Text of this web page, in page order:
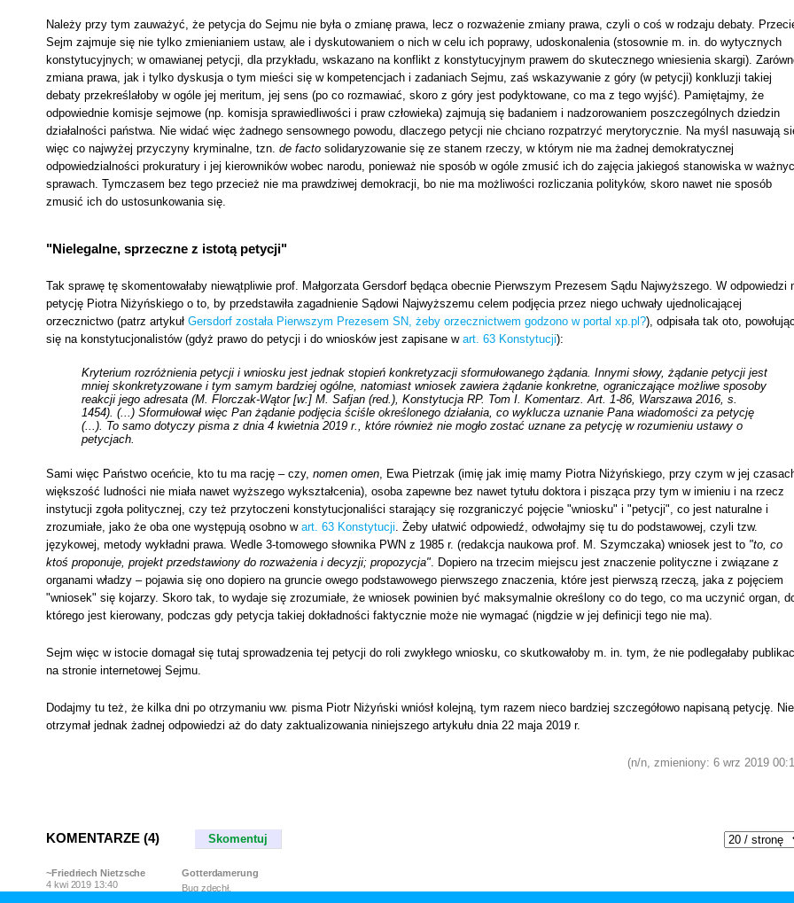
Należy przy tym zauważyć, że petycja do Sejmu nie była o zmianę prawa, lecz o rozważenie zmiany prawa, czyli o coś w rodzaju debaty.
Sejm zajmuje się nie tylko zmienianiem ustaw, ale i dyskutowaniem o nich w celu ich poprawy, udoskonalenia (stosownie m. in. do wytycznych
konstytucyjnych; w omawianej petycji, dla przykładu, wskazano na konflikt z konstytucyjnym prawem do skutecznego wniesienia skargi).
zmiana prawa, jak i tylko dyskusja o tym mieści się w kompetencjach i zadaniach Sejmu, zaś wskazywanie z góry (w petycji) konkluzji takiej
debaty przekreślałoby w ogóle jej meritum, jej sens (po co rozmawiać, skoro z góry jest podyktowane, co ma z tego wyjść). Pamiętajmy, że
odpowiednie komisje sejmowe (np. komisja sprawiedliwości i praw człowieka) zajmują się badaniem i nadzorowaniem poszczególnych dziedzin
działalności państwa. Nie widać więc żadnego sensownego powodu, dlaczego petycji nie chciano rozpatrzyć merytorycznie. Na myśl nasuwają
więc co najwyżej przyczyny kryminalne, tzn. de facto solidaryzowanie się ze stanem rzeczy, w którym nie ma żadnej demokratycznej
odpowiedzialności prokuratury i jej kierowników wobec narodu, ponieważ nie sposób w ogóle zmusić ich do zajęcia jakiegoś stanowiska w
sprawach. Tymczasem bez tego przecież nie ma prawdziwej demokracji, bo nie ma możliwości rozliczania polityków, skoro nawet nie sposób
zmusić ich do ustosunkowania się.
"Nielegalne, sprzeczne z istotą petycji"
Tak sprawę tę skomentowałaby niewątpliwie prof. Małgorzata Gersdorf będąca obecnie Pierwszym Prezesem Sądu Najwyższego. W odpowiedzi
petycję Piotra Niżyńskiego o to, by przedstawiła zagadnienie Sądowi Najwyższemu celem podjęcia przez niego uchwały ujednolicającej
orzecznictwo (patrz artykuł Gersdorf została Pierwszym Prezesem SN, żeby orzecznictwem godzono w portal xp.pl?), odpisała tak oto, powołując
się na konstytucjonalistów (gdyż prawo do petycji i do wniosków jest zapisane w art. 63 Konstytucji):
Kryterium rozróżnienia petycji i wniosku jest jednak stopień konkretyzacji sformułowanego żądania. Innymi słowy, żądanie petycji jest
mniej skonkretyzowane i tym samym bardziej ogólne, natomiast wniosek zawiera żądanie konkretne, ograniczające możliwe sposoby
reakcji jego adresata (M. Florczak-Wątor [w:] M. Safjan (red.), Konstytucja RP. Tom I. Komentarz. Art. 1-86, Warszawa 2016, s.
1454). (...) Sformułował więc Pan żądanie podjęcia ściśle określonego działania, co wyklucza uznanie Pana wiadomości za petycję
(...). To samo dotyczy pisma z dnia 4 kwietnia 2019 r., które również nie mogło zostać uznane za petycję w rozumieniu ustawy o
petycjach.
Sami więc Państwo oceńcie, kto tu ma rację – czy, nomen omen, Ewa Pietrzak (imię jak imię mamy Piotra Niżyńskiego, przy czym w jej
większość ludności nie miała nawet wyższego wykształcenia), osoba zapewne bez nawet tytułu doktora i pisząca przy tym w imieniu i na rzecz
instytucji zgoła politycznej, czy też przytoczeni konstytucjonaliści starający się rozgraniczyć pojęcie "wniosku" i "petycji", co jest naturalne i
zrozumiałe, jako że oba one występują osobno w art. 63 Konstytucji. Żeby ułatwić odpowiedź, odwołajmy się tu do podstawowej, czyli tzw.
językowej, metody wykładni prawa. Wedle 3-tomowego słownika PWN z 1985 r. (redakcja naukowa prof. M. Szymczaka) wniosek jest to "to, co
ktoś proponuje, projekt przedstawiony do rozważenia i decyzji; propozycja". Dopiero na trzecim miejscu jest znaczenie polityczne i związane z
organami władzy – pojawia się ono dopiero na gruncie owego podstawowego pierwszego znaczenia, które jest pierwszą rzeczą, jaka z pojęciem
"wniosek" się kojarzy. Skoro tak, to wydaje się zrozumiałe, że wniosek powinien być maksymalnie określony co do tego, co ma uczynić organ,
którego jest kierowany, podczas gdy petycja takiej dokładności faktycznie może nie wymagać (nigdzie w jej definicji tego nie ma).
Sejm więc w istocie domagał się tutaj sprowadzenia tej petycji do roli zwykłego wniosku, co skutkowałoby m. in. tym, że nie podlegałaby
na stronie internetowej Sejmu.
Dodajmy tu też, że kilka dni po otrzymaniu ww. pisma Piotr Niżyński wniósł kolejną, tym razem nieco bardziej szczegółowo napisaną petycję. Nie
otrzymał jednak żadnej odpowiedzi aż do daty zaktualizowania niniejszego artykułu dnia 22 maja 2019 r.
(n/n, zmieniony: 6 wrz 2019
KOMENTARZE (4) Skomentuj
~Friedriech Nietzsche
4 kwi 2019 13:40
Gotterdamerung
Bug zdechł.